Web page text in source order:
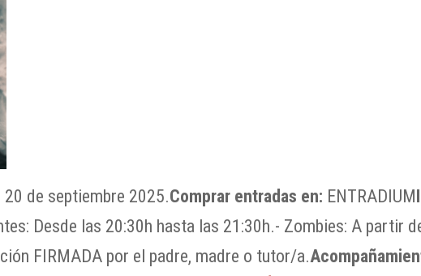
20 de septiembre 2025.Comprar entradas en: ENTRADIUM
Desde las 20:30h hasta las 21:30h.- Zombies: A partir
FIRMADA por el padre, madre o tutor/a.